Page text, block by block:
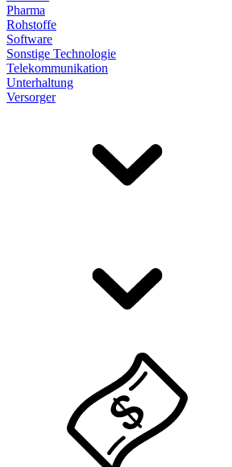
Pharma
Rohstoffe
Software
Sonstige Technologie
Telekommunikation
Unterhaltung
Versorger